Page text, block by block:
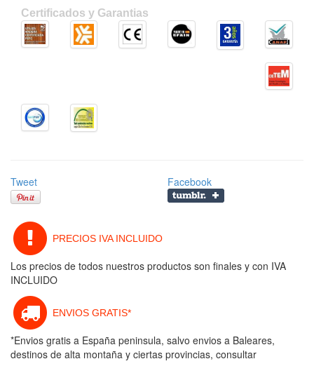
Certificados y Garantias
Tweet Facebook
PRECIOS IVA INCLUIDO
Los precios de todos nuestros productos son finales y con IVA
INCLUIDO
ENVIOS GRATIS*
*Envios gratis a España peninsula, salvo envios a Baleares,
destinos de alta montaña y ciertas provincias, consultar